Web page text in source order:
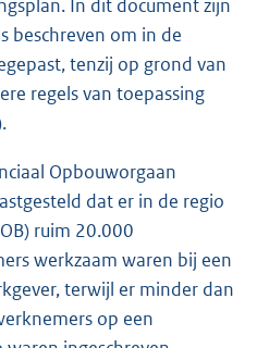
In dit document zijn
beschreven om in de
tenzij op grond van
regels van toepassing
Opbouworgaan
dat er in de regio
ruim 20.000
werkzaam waren bij een
terwijl er minder dan
op een